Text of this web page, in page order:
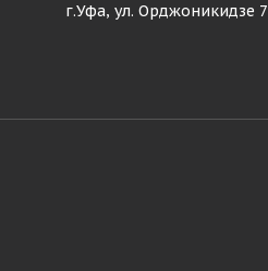
г.Уфа, ул. Орджоникидзе 7